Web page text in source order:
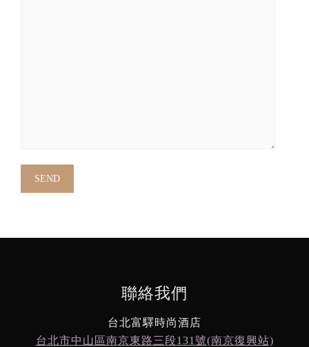
聯絡我們
台北富驛時尚酒店
台北市中山區南京東路三段131號(南京復興站)